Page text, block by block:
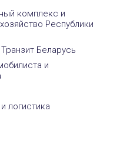
комплекс и
Республики
Беларусь
и
логистика